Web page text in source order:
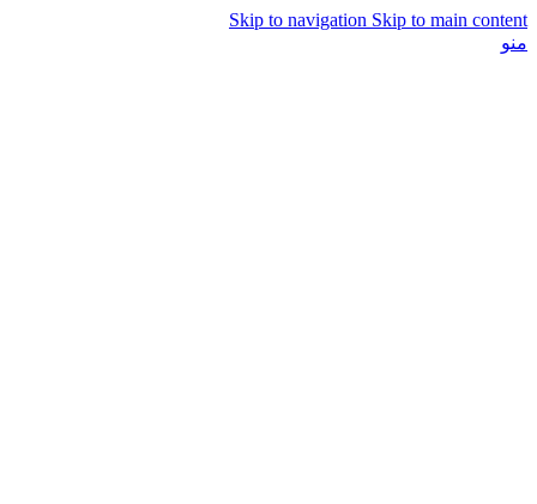
Skip to navigation Skip to main content
منو